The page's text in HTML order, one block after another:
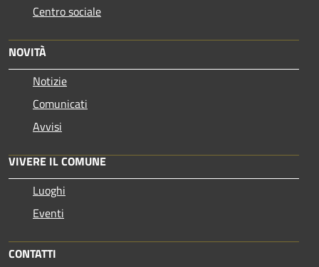
Centro sociale
NOVITÀ
Notizie
Comunicati
Avvisi
VIVERE IL COMUNE
Luoghi
Eventi
CONTATTI